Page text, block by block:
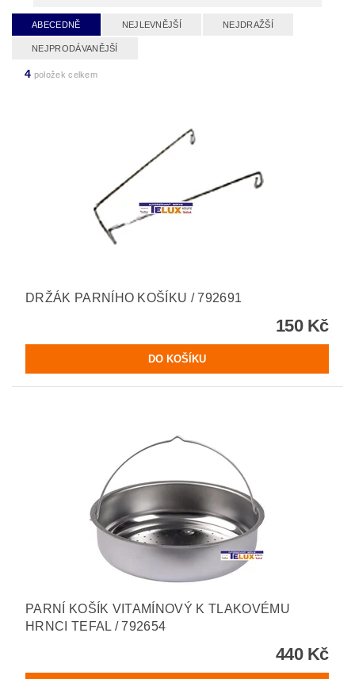
ABECEDNĚ NEJLEVNĚJŠÍ NEJDRAŽŠÍ
NEJPRODÁVANĚJŠÍ
4 položek celkem
DRŽÁK PARNÍHO KOŠÍKU / 792691
150 Kč
PARNÍ KOŠÍK VITAMÍNOVÝ K TLAKOVÉMU
HRNCI TEFAL / 792654
440 Kč